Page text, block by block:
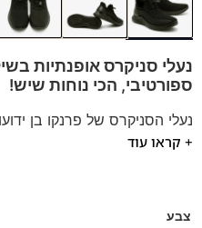
נעלי סניקרס אופנתיות
ספורטיבי, הכי נוחות שיש!
נעלי הסניקרס של פרנקו בן
בסגנון אירופאי איטלקי נקי.
+ קראו עוד
צבע